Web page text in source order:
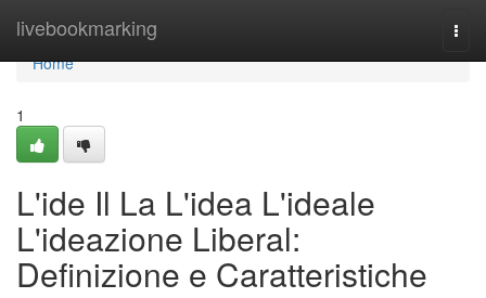
livebookmarking
Home
Home
1
L'ide Il La L'idea L'ideale
L'ideazione Liberal:
Definizione e Caratteristiche